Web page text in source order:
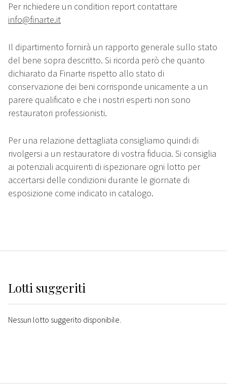
Per richiedere un condition report contattare
info@finarte.it
Il dipartimento fornirà un rapporto generale sullo stato
del bene sopra descritto. Si ricorda però che quanto
dichiarato da Finarte rispetto allo stato di
conservazione dei beni corrisponde unicamente a un
parere qualificato e che i nostri esperti non sono
restauratori professionisti.
Per una relazione dettagliata consigliamo quindi di
rivolgersi a un restauratore di vostra fiducia. Si consiglia
ai potenziali acquirenti di ispezionare ogni lotto per
accertarsi delle condizioni durante le giornate di
esposizione come indicato in catalogo.
Lotti suggeriti
Nessun lotto suggerito disponibile.